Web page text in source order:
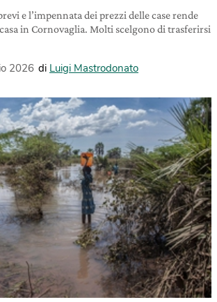
e l’impennata dei prezzi delle case rende
in Cornovaglia. Molti scelgono di trasferirsi
2026 di Luigi Mastrodonato